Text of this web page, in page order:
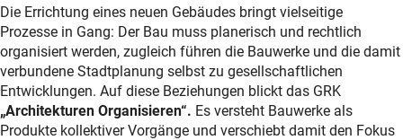
Die Errichtung eines neuen Gebäudes bringt vielseitige
Prozesse in Gang: Der Bau muss planerisch und rechtlich
organisiert werden, zugleich führen die Bauwerke und die damit
verbundene Stadtplanung selbst zu gesellschaftlichen
Entwicklungen. Auf diese Beziehungen blickt das GRK
„Architekturen Organisieren“. Es versteht Bauwerke als
Produkte kollektiver Vorgänge und verschiebt damit den Fokus